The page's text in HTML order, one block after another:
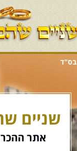
בס"ד
שניים
אתר